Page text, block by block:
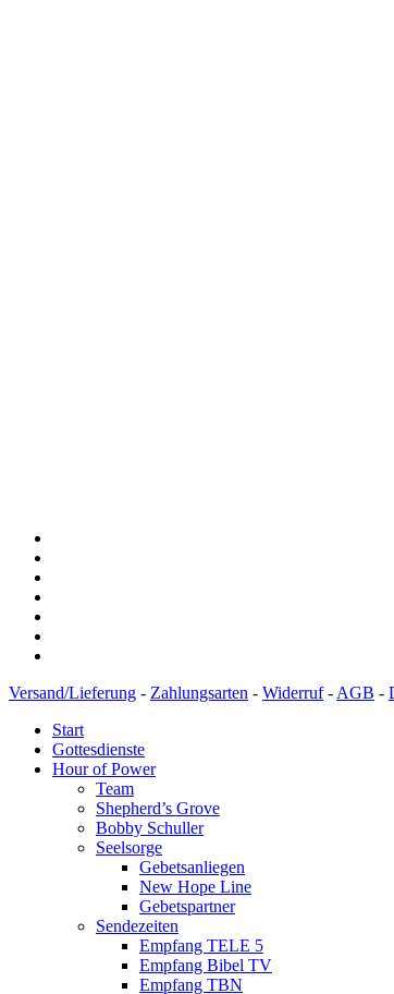
Versand/Lieferung - Zahlungsarten - Widerruf- AGB -
Start
Gottesdienste
Hour of Power
Team
Shepherd’s Grove
Bobby Schuller
Seelsorge
Gebetsanliegen
New Hope Line
Gebetspartner
Sendezeiten
Empfang TELE 5
Empfang Bibel TV
Empfang TBN